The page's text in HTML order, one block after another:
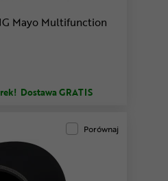
Mayo Multifunction
Dostawa GRATIS
Porównaj